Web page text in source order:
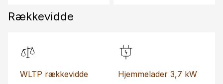
Rækkevidde
WLTP rækkevidde Hjemmelader 3,7 kW